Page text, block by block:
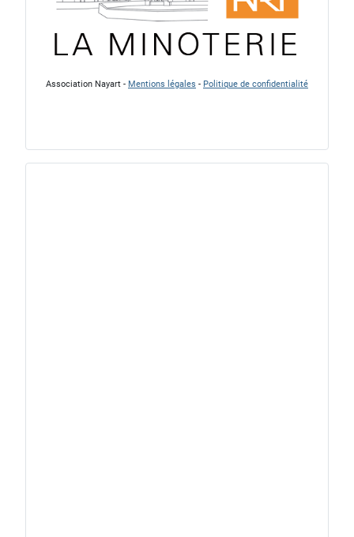
Association Nayart - Mentions légales - Politique de confidentialité